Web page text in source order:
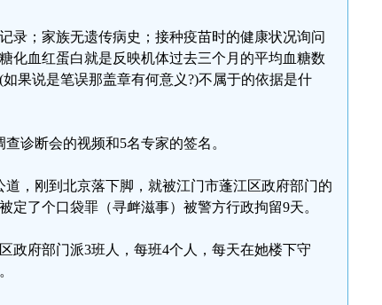
录；家族无遗传病史；接种疫苗时的健康状况询问
化血红蛋白就是反映机体过去三个月的平均血糖数
果说是笔误那盖章有何意义?)不属于的依据是什
诊断会的视频和5名专家的签名。
道，刚到北京落下脚，就被江门市蓬江区政府部门的
了个口袋罪（寻衅滋事）被警方行政拘留9天。
政府部门派3班人，每班4个人，每天在她楼下守